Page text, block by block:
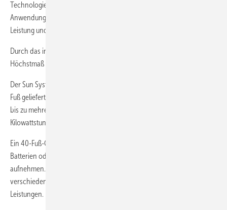
Technologien mit jeweils eigenen Vorteilen deckt er eine Vielzahl von
Anwendungen ab. In vielen Fällen bietet er die beste Lösung für
Leistung und Kosten.
Durch das innovative Racksystem wird auf kleiner Fläche ein
Höchstmaß an gespeicherter Leistung realisiert.
Der Sun Systemizer Scalecube wird in Containern mit 10, 20 oder 40
Fuß geliefert, gemäß IEC 62485. Er bietet Leistungen von 100 Kilowatt
bis zu mehreren Megawatt. Die Speicherkapazität beginnt bei 100
Kilowattstunden und kann mehrere Megawattstunden erreichen.
Ein 40-Fuß-Container kann bis zu zwei Megawattstunden Blei-Säure-
Batterien oder auch drei Megawattstunden Lithiumbatterien
aufnehmen. Das System erlaubt den modularen Aufbau
verschiedener Kapazitäten, Spannungsebenen, Energieinhalte und
Leistungen.